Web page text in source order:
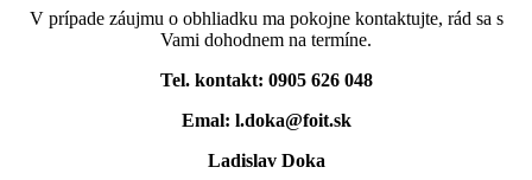
V prípade záujmu o obhliadku ma pokojne kontaktujte, rád sa s
Vami dohodnem na termíne.
Tel. kontakt: 0905 626 048
Emal: l.doka@foit.sk
Ladislav Doka